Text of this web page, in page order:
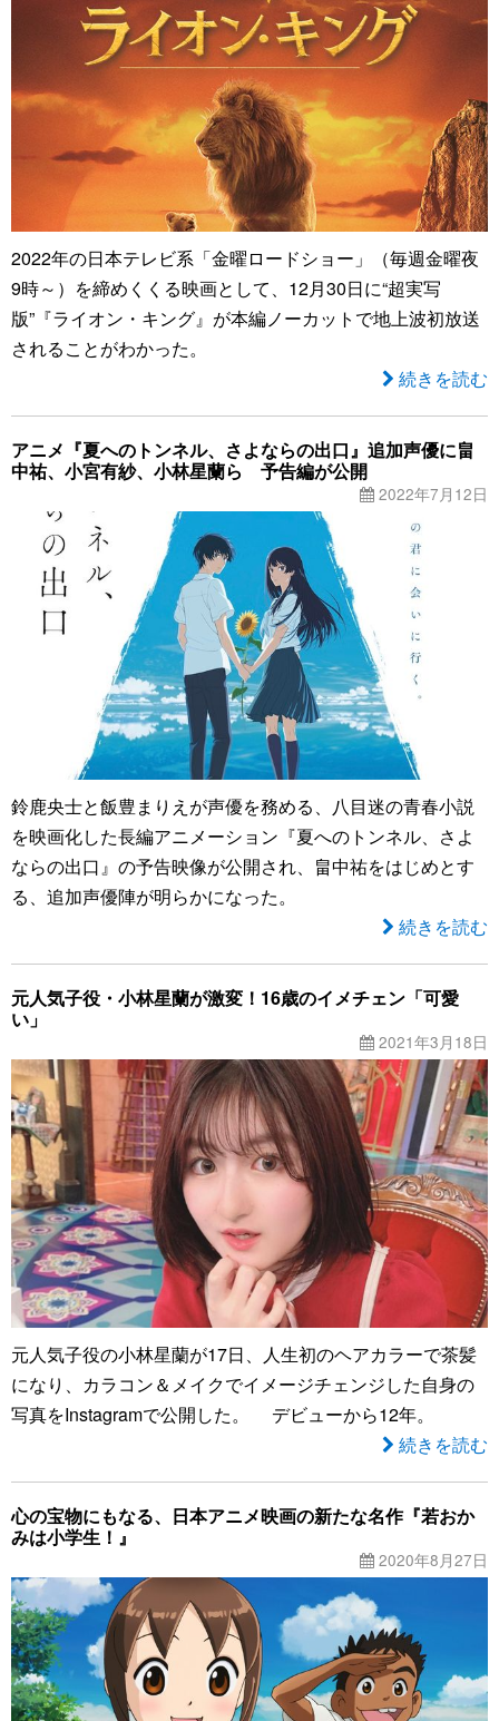
2022年の日本テレビ系「金曜ロードショー」（毎週金曜夜
9時～）を締めくくる映画として、12月30日に“超実写
版”『ライオン・キング』が本編ノーカットで地上波初放送
されることがわかった。
続きを読む
アニメ『夏へのトンネル、さよならの出口』追加声優に畠
中祐、小宮有紗、小林星蘭ら 予告編が公開
2022年7月12日
鈴鹿央士と飯豊まりえが声優を務める、八目迷の青春小説
を映画化した長編アニメーション『夏へのトンネル、さよ
ならの出口』の予告映像が公開され、畠中祐をはじめとす
る、追加声優陣が明らかになった。
続きを読む
元人気子役・小林星蘭が激変！16歳のイメチェン「可愛
い」
2021年3月18日
元人気子役の小林星蘭が17日、人生初のヘアカラーで茶髪
になり、カラコン＆メイクでイメージチェンジした自身の
写真をInstagramで公開した。 デビューから12年。
続きを読む
心の宝物にもなる、日本アニメ映画の新たな名作『若おか
みは小学生！』
2020年8月27日